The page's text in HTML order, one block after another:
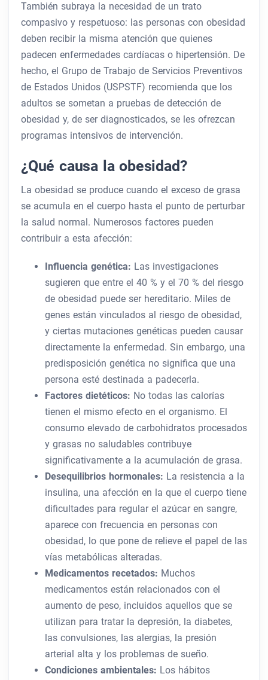
También subraya la necesidad de un trato
compasivo y respetuoso: las personas con obesidad
deben recibir la misma atención que quienes
padecen enfermedades cardíacas o hipertensión. De
hecho, el Grupo de Trabajo de Servicios Preventivos
de Estados Unidos (USPSTF) recomienda que los
adultos se sometan a pruebas de detección de
obesidad y, de ser diagnosticados, se les ofrezcan
programas intensivos de intervención.
¿Qué causa la obesidad?
La obesidad se produce cuando el exceso de grasa
se acumula en el cuerpo hasta el punto de perturbar
la salud normal. Numerosos factores pueden
contribuir a esta afección:
Influencia genética: Las investigaciones
sugieren que entre el 40 % y el 70 % del riesgo
de obesidad puede ser hereditario. Miles de
genes están vinculados al riesgo de obesidad,
y ciertas mutaciones genéticas pueden causar
directamente la enfermedad. Sin embargo, una
predisposición genética no significa que una
persona esté destinada a padecerla.
Factores dietéticos: No todas las calorías
tienen el mismo efecto en el organismo. El
consumo elevado de carbohidratos procesados
​​y grasas no saludables contribuye
significativamente a la acumulación de grasa.
Desequilibrios hormonales: La resistencia a la
insulina, una afección en la que el cuerpo tiene
dificultades para regular el azúcar en sangre,
aparece con frecuencia en personas con
obesidad, lo que pone de relieve el papel de las
vías metabólicas alteradas.
Medicamentos recetados: Muchos
medicamentos están relacionados con el
aumento de peso, incluidos aquellos que se
utilizan para tratar la depresión, la diabetes,
las convulsiones, las alergias, la presión
arterial alta y los problemas de sueño.
Condiciones ambientales: Los hábitos